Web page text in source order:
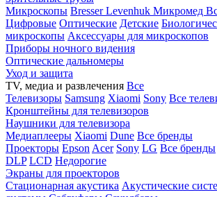
Микроскопы BresserLevenhuk Микромед
Цифровые Оптические Детские
микроскопы Аксессуары для микроскопов
Приборы ночного видения
Оптические дальномеры
Уход и защита
TV, медиа и развлечения Все
Телевизоры Samsung Xiaomi Sony Все
Кронштейны для телевизоров
Наушники для телевизора
Медиаплееры Xiaomi Dune Все бренды
Проекторы Epson Acer Sony LG Все бренды
DLP LCD Недорогие
Экраны для проекторов
Стационарная акустика Акустические